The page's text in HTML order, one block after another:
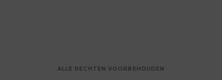
ALLE RECHTEN VOORBEHOUDEN